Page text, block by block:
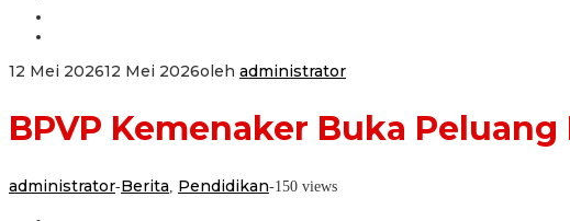
12 Mei 202612 Mei 2026oleh administrator
BPVP Kemenaker Buka
administrator-Berita Pendidikan-150 views